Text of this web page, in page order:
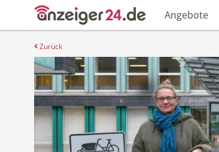
Angebote
Zurück